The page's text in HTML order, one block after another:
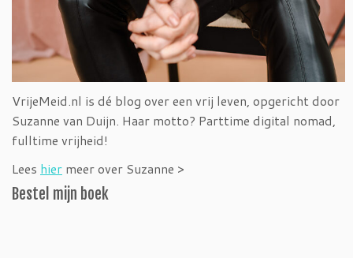
VrijeMeid.nl is dé blog over een vrij leven, opgericht door
Suzanne van Duijn. Haar motto? Parttime digital nomad,
fulltime vrijheid!
Lees hier meer over Suzanne >
Bestel mijn boek